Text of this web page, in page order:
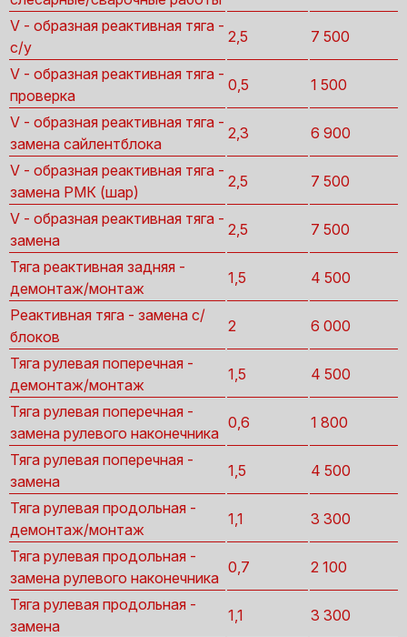
V - образная реактивная тяга -
с/у
2,5 7 500
V - образная реактивная тяга -
проверка
0,5 1 500
V - образная реактивная тяга -
замена сайлентблока
2,3 6 900
V - образная реактивная тяга -
замена РМК (шар)
2,5 7 500
V - образная реактивная тяга -
замена
2,5 7 500
Тяга реактивная задняя -
демонтаж/монтаж
1,5 4 500
Реактивная тяга - замена с/
блоков
2 6 000
Тяга рулевая поперечная -
демонтаж/монтаж
1,5 4 500
Тяга рулевая поперечная -
замена рулевого наконечника
0,6 1 800
Тяга рулевая поперечная -
замена
1,5 4 500
Тяга рулевая продольная -
демонтаж/монтаж
1,1 3 300
Тяга рулевая продольная -
замена рулевого наконечника
0,7 2 100
Тяга рулевая продольная -
замена
1,1 3 300